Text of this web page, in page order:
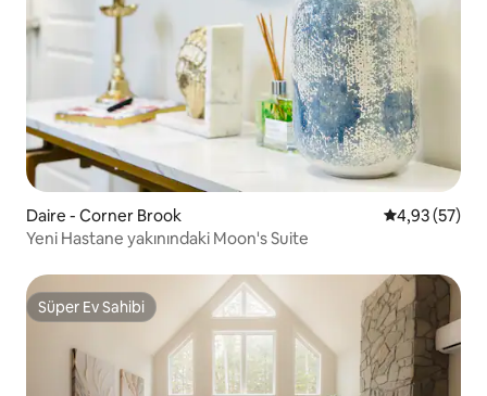
Daire - Corner Brook 5 üzerinden
4,93 (57)
Yeni Hastane yakınındaki Moon's Suite
Süper Ev Sahibi
Süper Ev Sahibi